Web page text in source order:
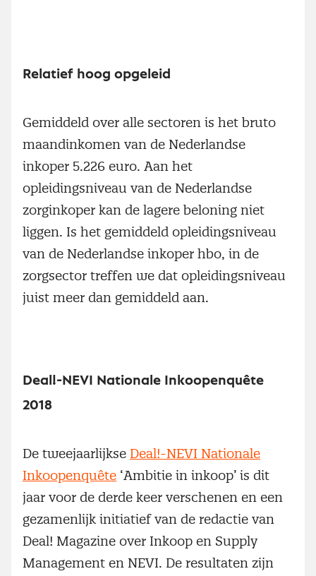
Relatief hoog opgeleid
Gemiddeld over alle sectoren is het bruto
maandinkomen van de Nederlandse
inkoper 5.226 euro. Aan het
opleidingsniveau van de Nederlandse
zorginkoper kan de lagere beloning niet
liggen. Is het gemiddeld opleidingsniveau
van de Nederlandse inkoper hbo, in de
zorgsector treffen we dat opleidingsniveau
juist meer dan gemiddeld aan.
Deal!-NEVI Nationale Inkoopenquête
2018
De tweejaarlijkse Deal!-NEVI Nationale
Inkoopenquête ‘Ambitie in inkoop’ is dit
jaar voor de derde keer verschenen en een
gezamenlijk initiatief van de redactie van
Deal! Magazine over Inkoop en Supply
Management en NEVI. De resultaten zijn